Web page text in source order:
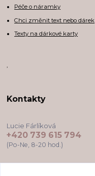
Péče o náramky
Chci změnit text nebo dárek
Texty na dárkové karty
,
Kontakty
Lucie Fárlíková
+420 739 615 794
(Po-Ne, 8-20 hod.)